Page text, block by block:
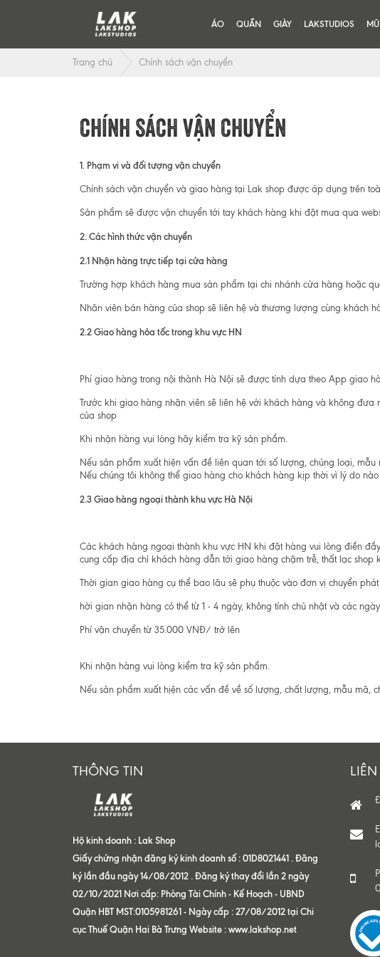
ÁO QUẦN GIÀY LAKSTUDIOS MŨ
Trang chủ Chính sách vận chuyển
CHÍNH SÁCH VẬN CHUYỂN
1. Phạm vi và đối tượng vận chuyển
Chính sách vận chuyển và giao hàng tại Lak shop được áp dụng trên
Sản phẩm sẽ được vận chuyển tới tay khách hàng khi đặt mua qua
2. Các hình thức vận chuyển
2.1 Nhận hàng trực tiếp tại cửa hàng
Trường hợp khách hàng mua sản phẩm tại chi nhánh cửa hàng hoặc
Nhân viên bán hàng của shop sẽ liên hệ và thương lượng cùng khách
2.2 Giao hàng hỏa tốc trong khu vực HN
Phí giao hàng trong nội thành Hà Nội sẽ được tính dựa theo App giao
Trước khi giao hàng nhân viên sẽ liên hệ với khách hàng và không
của shop
Khi nhận hàng vui lòng hãy kiểm tra kỹ sản phẩm.
Nếu sản phẩm xuất hiện vấn đề liên quan tới số lượng, chủng loại,
Nếu chúng tôi không thể giao hàng cho khách hàng kịp thời vì lý do
2.3 Giao hàng ngoại thành khu vực Hà Nội
Các khách hàng ngoại thành khu vực HN khi đặt hàng vui lòng điền
cung cấp địa chỉ khách hàng dẫn tới giao hàng chậm trễ, thất lạc shop
Thời gian giao hàng cụ thể bao lâu sẽ phụ thuộc vào đơn vị chuyển
hời gian nhận hàng có thể từ 1 - 4 ngày, không tính chủ nhật và các
Phí vận chuyển từ 35.000 VNĐ/ trở lên
Khi nhận hàng vui lòng kiểm tra kỹ sản phẩm.
Nếu sản phẩm xuất hiện các vấn đề về số lượng, chất lượng, mẫu
THÔNG TIN
Hộ kinh doanh : Lak Shop
Giấy chứng nhận đăng ký kinh doanh số : 01D8021441 . Đăng
ký lần đầu ngày 14/08/2012 . Đăng ký thay đổi lần 2 ngày
02/10/2021 Nơi cấp: Phòng Tài Chính - Kế Hoạch - UBND
Quận HBT MST:0105981261 - Ngày cấp : 27/08/2012 tại Chi
cục Thuế Quận Hai Bà Trưng Website : www.lakshop.net
LIÊN